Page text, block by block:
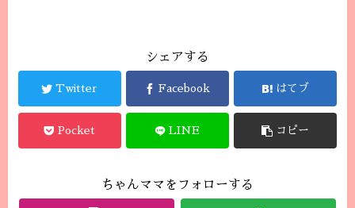
シェアする
Twitter Facebook はてブ
Pocket LINE コピー
ちゃんママをフォローする